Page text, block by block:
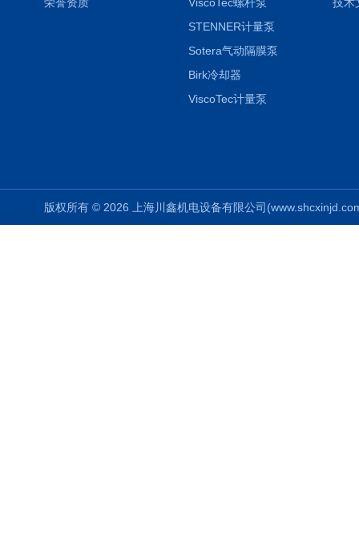
STENNER计量泵
Sotera气动隔膜泵
Birk冷却器
ViscoTec计量泵
版权所有 © 2026 上海川鑫机电设备有限公司